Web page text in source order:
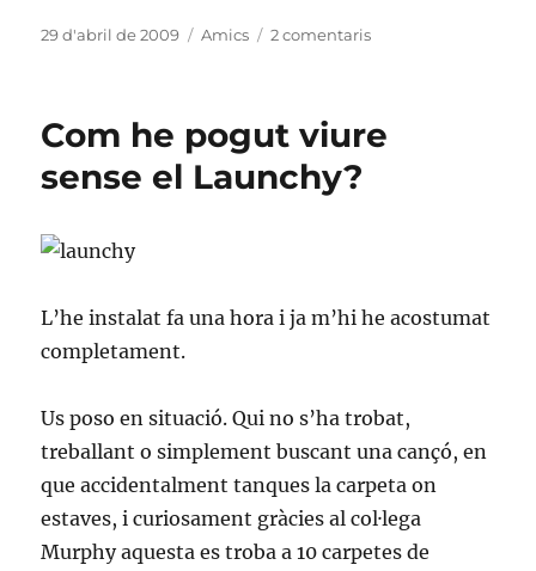
Publicat
29 d'abril de 2009 Categories
Amics 2 comentarisa
al
Com he pogut viure
sense el Launchy?
L’he instalat fa una hora i ja m’hi he acostumat
completament.
Us poso en situació. Qui no s’ha trobat,
treballant o simplement buscant una cançó, en
que accidentalment tanques la carpeta on
estaves, i curiosament gràcies al col·lega
Murphy aquesta es troba a 10 carpetes de